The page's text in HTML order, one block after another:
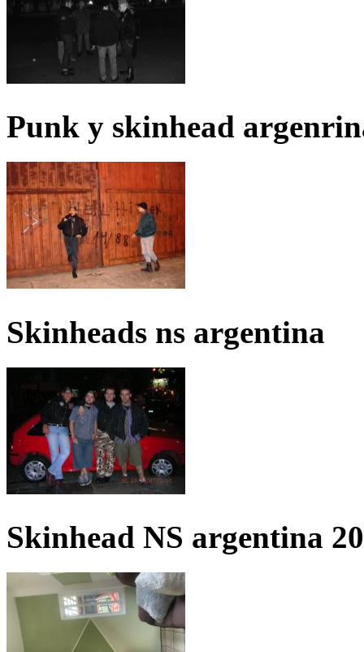
Punk y skinhead
Skinheads ns argentina
Skinhead NS argentina